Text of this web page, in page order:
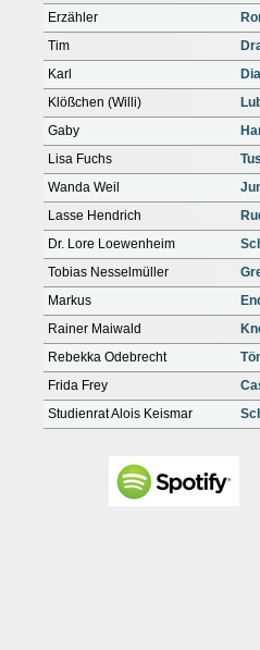
Erzähler
Tim
Karl
Klößchen (Willi)
Gaby
Lisa Fuchs
Wanda Weil
Lasse Hendrich
Dr. Lore Loewenheim
Tobias Nesselmüller
Markus
Rainer Maiwald
Rebekka Odebrecht
Frida Frey
Studienrat Alois Keismar